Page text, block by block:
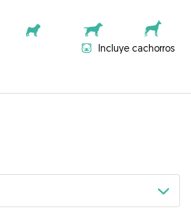
Incluye cachorros